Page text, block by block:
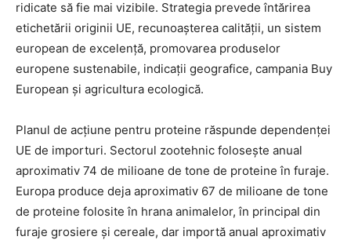
ridicate să fie mai vizibile. Strategia prevede întărirea
etichetării originii UE, recunoașterea calității, un sistem
european de excelență, promovarea produselor
europene sustenabile, indicații geografice, campania Buy
European și agricultura ecologică.
Planul de acțiune pentru proteine răspunde dependenței
UE de importuri. Sectorul zootehnic folosește anual
aproximativ 74 de milioane de tone de proteine în furaje.
Europa produce deja aproximativ 67 de milioane de tone
de proteine folosite în hrana animalelor, în principal din
furaje grosiere și cereale, dar importă anual aproximativ